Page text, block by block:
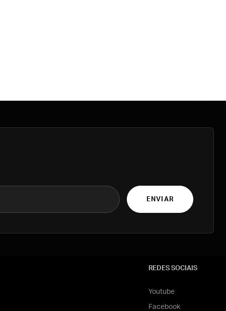
ENVIAR
REDES SOCIAIS
Youtube
Facebook